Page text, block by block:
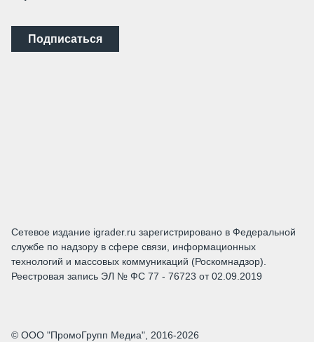
Подписаться
Сетевое издание igrader.ru зарегистрировано в Федеральной
службе по надзору в сфере связи, информационных
технологий и массовых коммуникаций (Роскомнадзор).
Реестровая запись ЭЛ № ФС 77 - 76723 от 02.09.2019
© ООО "ПромоГрупп Медиа", 2016-2026